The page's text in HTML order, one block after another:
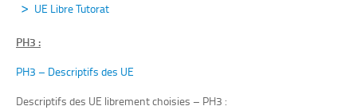
UE Libre Tutorat
PH3 :
PH3 – Descriptifs des UE
Descriptifs des UE librement choisies – PH3 :